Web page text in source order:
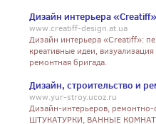
Дизайн интерьера «Creatiff»
www.creatiff-design.at.ua
Дизайн интерьера «Creatiff»:
креативные идеи,
ремонтная бригада.
Дизайн, строительство и
www.yur-stroy.ucoz.ru
Дизайн-интерьеров,
ШТУКАТУРКИ, ВАННЫЕ